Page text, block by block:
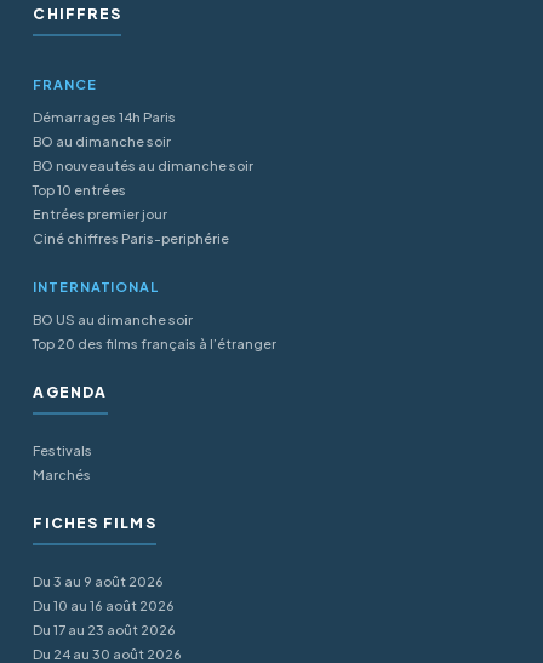
CHIFFRES
FRANCE
Démarrages 14h Paris
BO au dimanche soir
BO nouveautés au dimanche soir
Top 10 entrées
Entrées premier jour
Ciné chiffres Paris-periphérie
INTERNATIONAL
BO US au dimanche soir
Top 20 des films français à l’étranger
AGENDA
Festivals
Marchés
FICHES FILMS
Du 3 au 9 août 2026
Du 10 au 16 août 2026
Du 17 au 23 août 2026
Du 24 au 30 août 2026